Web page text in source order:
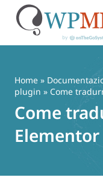
contenuto
Home »
plugin » Come
Come
Elementor